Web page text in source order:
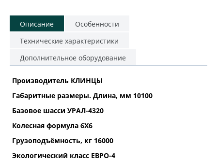
Описание
Особенности
Технические характеристики
Дополнительное оборудование
Производитель КЛИНЦЫ
Габаритные размеры. Длина, мм 10100
Базовое шасси УРАЛ-4320
Колесная формула 6Х6
Грузоподъёмность, кг 16000
Экологический класс ЕВРО-4